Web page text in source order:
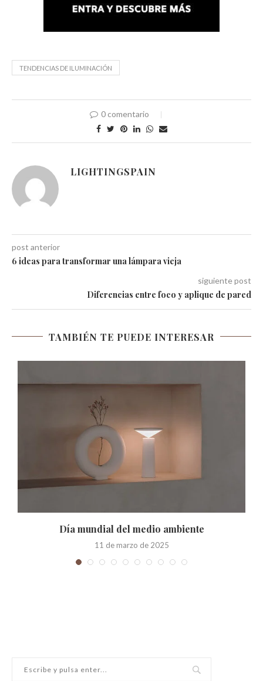
TENDENCIAS DE ILUMINACIÓN
0 comentario
LIGHTINGSPAIN
post anterior
6 ideas para transformar una lámpara vieja
siguiente post
Diferencias entre foco y aplique de pared
TAMBIÉN TE PUEDE INTERESAR
Día mundial del medio ambiente
11 de marzo de 2025